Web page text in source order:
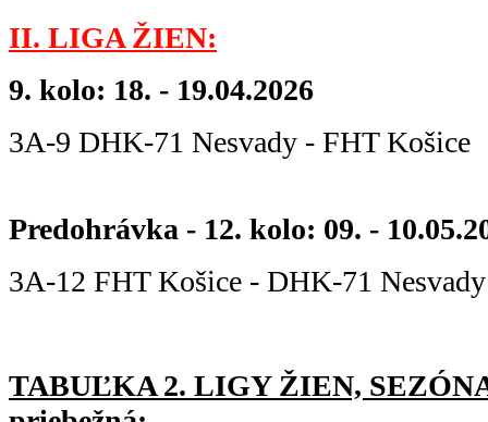
II. LIGA ŽIEN:
9. kolo: 18. - 19.04.2026
3A-9 DHK-71 Nesvady - FHT
Predohrávka - 12. kolo: 09. -
3A-12 FHT Košice - DHK-71
TABUĽKA 2. LIGY ŽIEN,